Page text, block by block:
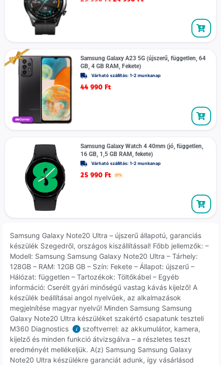
Gamer
Samsung Galaxy A23 5G (újszerű, független, 64
GB, 4 GB RAM, Fekete)
Várható szállítás: 1-2 munkanap
44 990 Ft
Samsung Galaxy Watch 4 40mm (jó, független,
16 GB, 1,5 GB RAM, fekete)
Várható szállítás: 1-2 munkanap
25 990 Ft 27%
Samsung Galaxy Note20 Ultra – újszerű állapotú, garanciás
készülék Szegedről, országos kiszállítással! Főbb jellemzők: –
Modell: Samsung Samsung Galaxy Note20 Ultra – Tárhely:
128GB – RAM: 12GB GB – Szín: Fekete – Állapot: újszerű –
Hálózat: független – Tartozékok: Töltőkábel – Egyéb
információ: Cserélt gyári minőségű vastag kávás kijelző! A
készülék beállításai angol nyelvűek, az alkalmazások
megjelnítése magyar nyelvű! Minden Samsung Samsung
Galaxy Note20 Ultra készüléket szakértő csapatunk teszteli
M360 Diagnostics
i
szoftverrel: az akkumulátor, kamera,
kijelző és minden funkció átvizsgálva – a részletes teszt
eredményét mellékeljük. A(z) Samsung Samsung Galaxy
Note20 Ultra készülékre garanciát adunk, így vásárlásod